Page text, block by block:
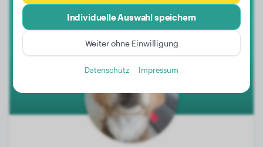
Milo
Individuelle Auswahl speichern
Weiter ohne Einwilligung
Datenschutz Impressum